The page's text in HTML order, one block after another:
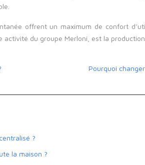
offrent un maximum de confort
du groupe Merloni, est la
Pourquoi
?
la maison ?